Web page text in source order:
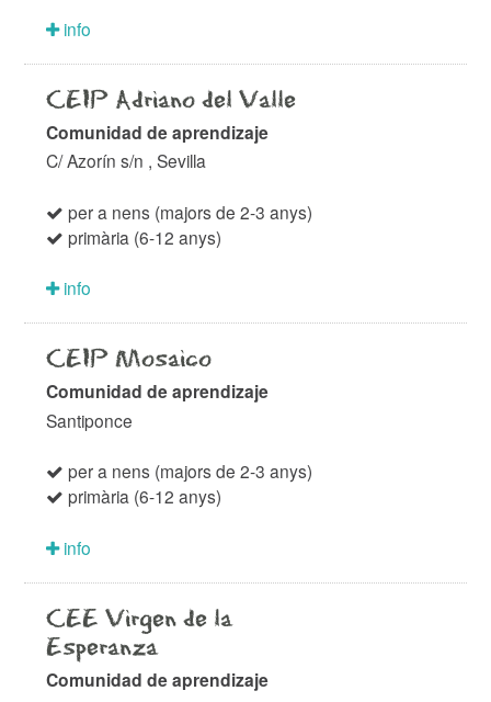
info
CEIP Adriano del Valle
Comunidad de aprendizaje
C/ Azorín s/n , Sevilla
per a nens (majors de 2-3 anys)
primària (6-12 anys)
info
CEIP Mosaico
Comunidad de aprendizaje
Santiponce
per a nens (majors de 2-3 anys)
primària (6-12 anys)
info
CEE Virgen de la
Esperanza
Comunidad de aprendizaje